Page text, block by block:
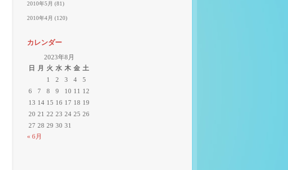
2010年5月 (81)
2010年4月 (120)
カレンダー
2023年8月
日
月 火 水 木 金 土
1
2 3 4
5
6
7 8 9 10 11 12
13 14 15 16 17 18 19
20 21 22 23 24 25 26
27 28 29 30 31
« 6月